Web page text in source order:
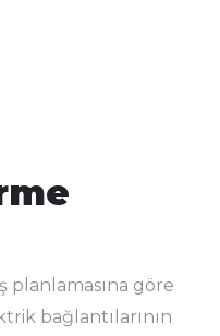
planlamasına göre
bağlantılarının